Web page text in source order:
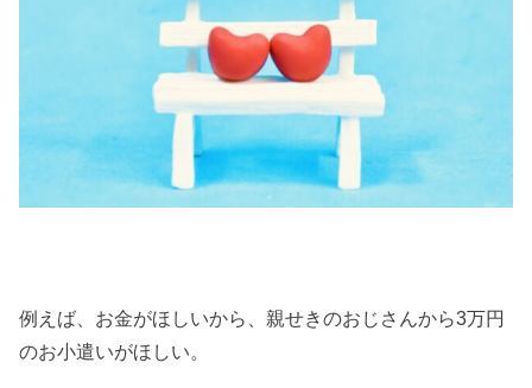
例えば、お金がほしいから、親せきのおじさんから3万円
のお小遣いがほしい。